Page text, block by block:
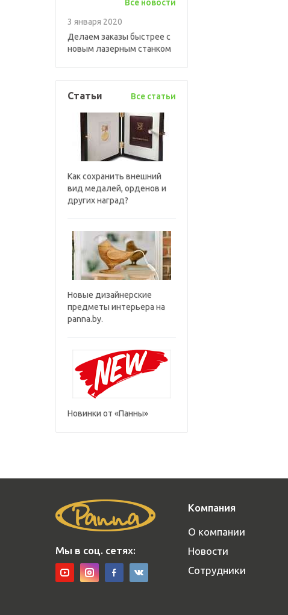
Все новости
3 января 2020
Делаем заказы быстрее с
новым лазерным станком
Статьи Все статьи
Как сохранить внешний
вид медалей, орденов и
других наград?
Новые дизайнерские
предметы интерьера на
panna.by.
Новинки от «Панны»
Мы в соц. сетях:
Компания
О компании
Новости
Сотрудники